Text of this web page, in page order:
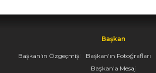
Başkan
Başkan'ın Özgeçmişi Başkan'ın Fotoğrafları
Başkan'a Mesaj